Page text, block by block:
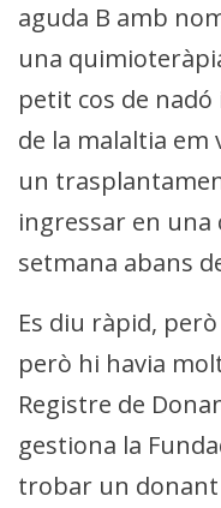
aguda B amb
una
petit cos de
de la malaltia
un
ingressar en una
setmana abans
Es diu ràpid,
però hi havia
Registre de
gestiona la
trobar un donant